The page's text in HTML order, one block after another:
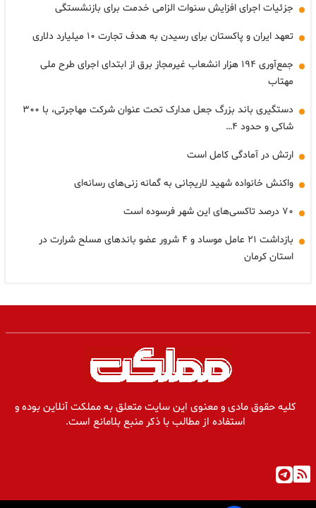
جزئیات اجرای افزایش سنوات الزامی خدمت برای بازنشستگی
تعهد ایران و پاکستان برای رسیدن به هدف تجارت ۱۰ میلیارد دلاری
جمع‌آوری ۱۹۴ هزار انشعاب غیرمجاز برق از ابتدای اجرای طرح ملی
مهتاب
دستگیری باند بزرگ جعل مدارک تحت عنوان شرکت مهاجرتی، با ۳۰۰
شاکی و حدود ۴…
ارتش در آمادگی کامل است
واکنش خانواده شهید لاریجانی به گمانه زنی‌های رسانه‌ای
۷۰ درصد تاکسی‌های این شهر فرسوده است
بازداشت ۲۱ عامل موساد و ۴ شرور عضو باندهای مسلح شرارت در
استان کرمان
کلیه حقوق مادی و معنوی این سایت متعلق به مملکت آنلاین بوده و
استفاده از مطالب با ذکر منبع بلامانع است.